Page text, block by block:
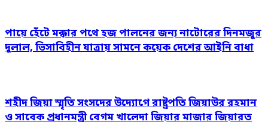
পায়ে হেঁটে মক্কার পথে হজ পালনের জন্য নাটোরের দিনমজুর
দুলাল, ভিসাবিহীন যাত্রায় সামনে কয়েক দেশের আইনি বাধা
শহীদ জিয়া স্মৃতি সংসদের উদ্যোগে রাষ্ট্রপতি জিয়াউর রহমান
ও সাবেক প্রধানমন্ত্রী বেগম খালেদা জিয়ার মাজার জিয়ারত